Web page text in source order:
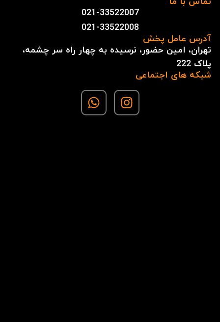
021-33522007
021-33522008
آدرس عامل پخش
تهران، امین حضور، نرسیده به چهار راه سر چشمه،
پلاک 222
شبکه های اجتماعی